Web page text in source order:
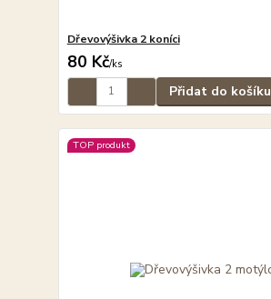
Dřevovýšivka 2 koníci
80 Kč/ks
Přidat do košíku
TOP produkt